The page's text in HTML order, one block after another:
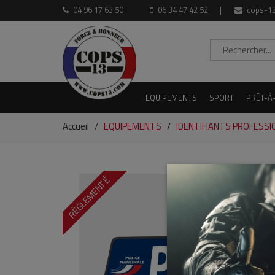
04 96 17 63 50 06 34 47 42 52 cops-
EQUIPEMENTS SPORT PRÊT-
Accueil EQUIPEMENTS IDENTIFIANTS
RÈGLEMENTÉ